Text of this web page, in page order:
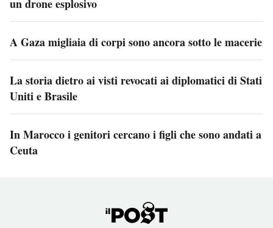
un drone esplosivo
A Gaza migliaia di corpi sono ancora sotto le macerie
La storia dietro ai visti revocati ai diplomatici di Stati
Uniti e Brasile
In Marocco i genitori cercano i figli che sono andati a
Ceuta